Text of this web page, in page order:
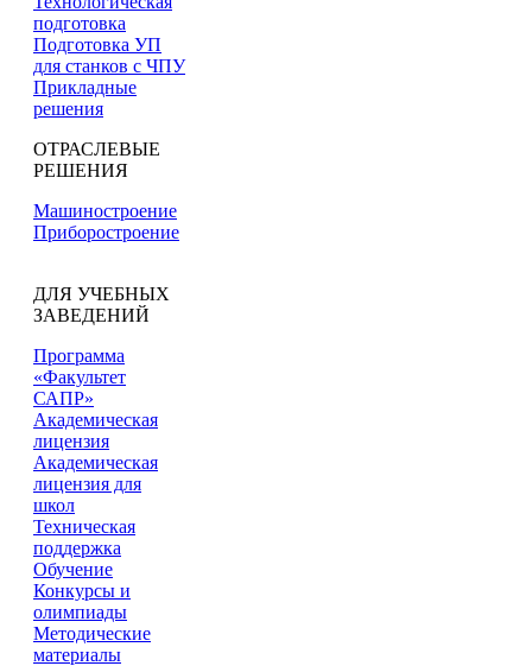
подготовка
Подготовка УП
для станков с ЧПУ
Прикладные
решения
ОТРАСЛЕВЫЕ
РЕШЕНИЯ
Машиностроение
Приборостроение
ДЛЯ УЧЕБНЫХ
ЗАВЕДЕНИЙ
Программа
«Факультет
САПР»
Академическая
лицензия
Академическая
лицензия для
школ
Техническая
поддержка
Обучение
Конкурсы и
олимпиады
Методические
материалы